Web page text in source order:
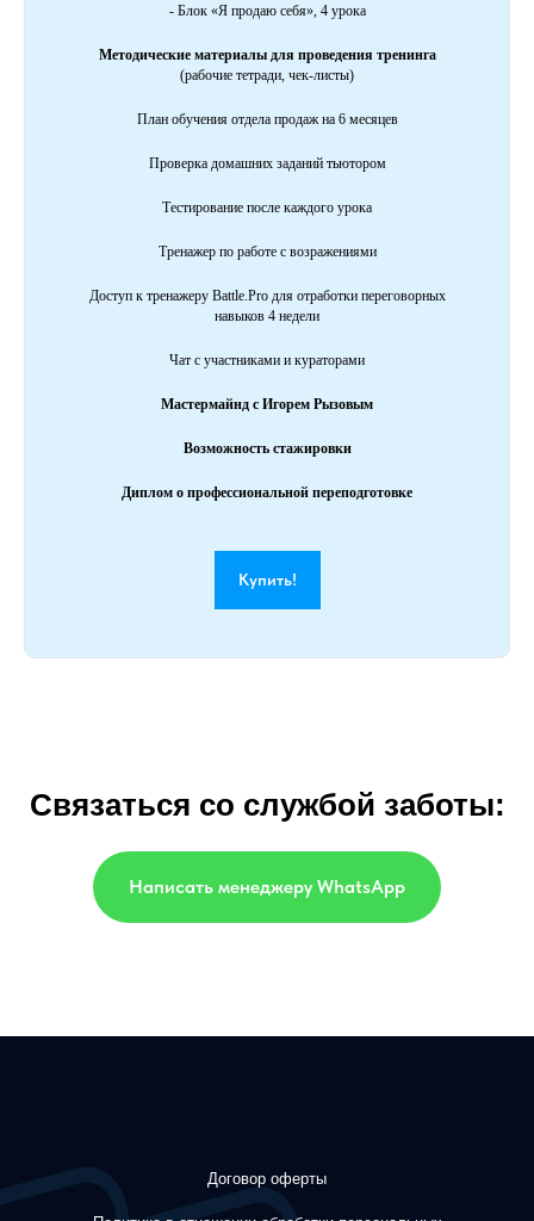
- Блок «Я продаю себя», 4 урока
Методические материалы для проведения тренинга
(рабочие тетради, чек-листы)
План обучения отдела продаж на 6 месяцев
Проверка домашних заданий тьютором
Тестирование после каждого урока
Тренажер по работе с возражениями
Доступ к тренажеру Battle.Pro для отработки переговорных
навыков 4 недели
Чат с участниками и кураторами
Мастермайнд с Игорем Рызовым
Возможность стажировки
Диплом о профессиональной переподготовке
Купить!
Связаться со службой заботы:
Написать менеджеру WhatsApp
Договор оферты